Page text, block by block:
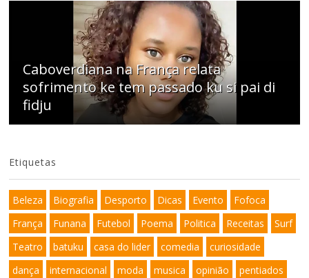
Caboverdiana na França relata
sofrimento ke tem passado ku si pai di
fidju
Etiquetas
Beleza Biografia Desporto Dicas Evento
Fofoca
França
Funana Futebol Poema Politica Receitas
Surf
Teatro
batuku casa do lider comedia
curiosidade
dança
internacional moda musica opinião
pentiados